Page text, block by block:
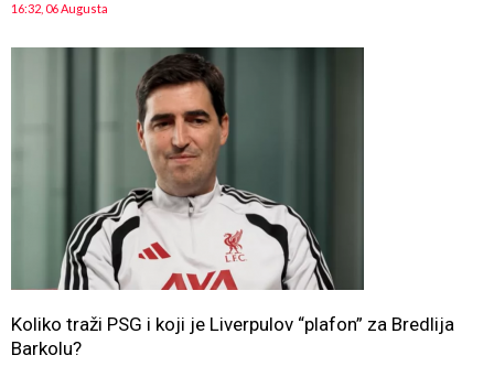
16:32, 06 Augusta
Koliko traži PSG i koji je Liverpulov “plafon” za Bredlija
Barkolu?